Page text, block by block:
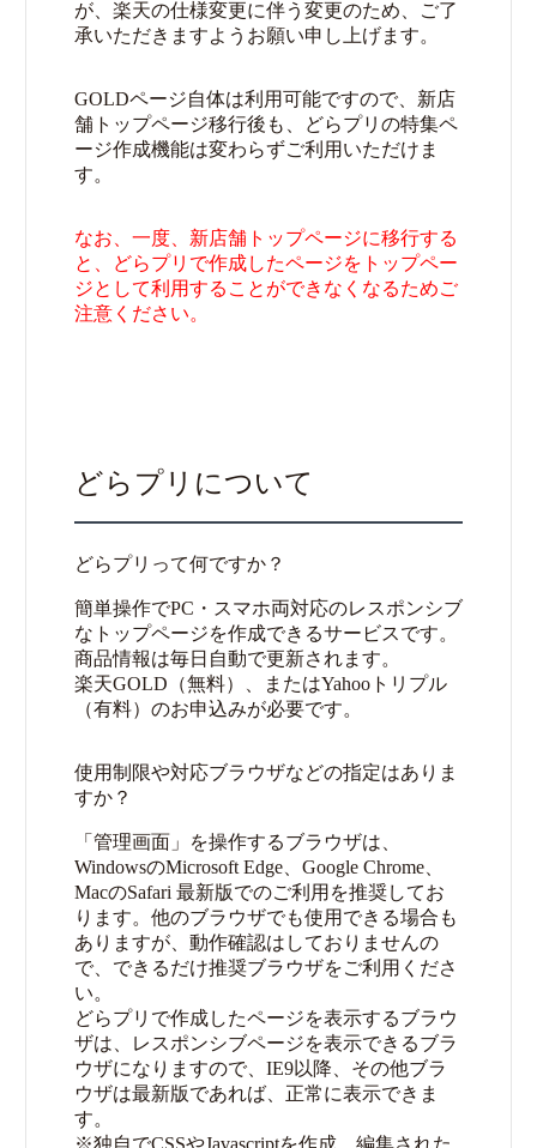
が、楽天の仕様変更に伴う変更のため、ご了
承いただきますようお願い申し上げます。
GOLDページ自体は利用可能ですので、新店
舗トップページ移行後も、どらプリの特集ペ
ージ作成機能は変わらずご利用いただけま
す。
なお、一度、新店舗トップページに移行する
と、どらプリで作成したページをトップペー
ジとして利用することができなくなるためご
注意ください。
どらプリについて
どらプリって何ですか？
簡単操作でPC・スマホ両対応のレスポンシブ
なトップページを作成できるサービスです。
商品情報は毎日自動で更新されます。
楽天GOLD（無料）、またはYahooトリプル
（有料）のお申込みが必要です。
使用制限や対応ブラウザなどの指定はありま
すか？
「管理画面」を操作するブラウザは、
WindowsのMicrosoft Edge、Google Chrome、
MacのSafari 最新版でのご利用を推奨してお
ります。他のブラウザでも使用できる場合も
ありますが、動作確認はしておりませんの
で、できるだけ推奨ブラウザをご利用くださ
い。
どらプリで作成したページを表示するブラウ
ザは、レスポンシブページを表示できるブラ
ウザになりますので、IE9以降、その他ブラ
ウザは最新版であれば、正常に表示できま
す。